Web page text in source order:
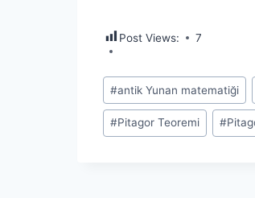
Post Views: 7
Post
Tags:
#antik Yunan matematiği
#Pitagor Teoremi #